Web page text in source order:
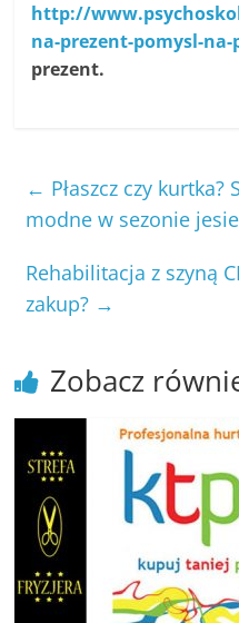
http://
na-prezent-pomysl-
prezent.
← Płaszcz czy
modne w sezonie
Rehabilitacja z szyną
zakup? →
Zobacz